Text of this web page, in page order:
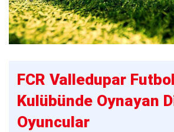
FCR Valledupar Futbol
Kulübünde Oynayan
Oyuncular